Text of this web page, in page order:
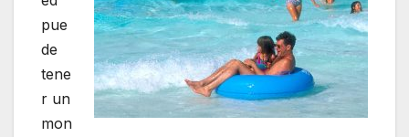
pue
de
tene
r un
mon